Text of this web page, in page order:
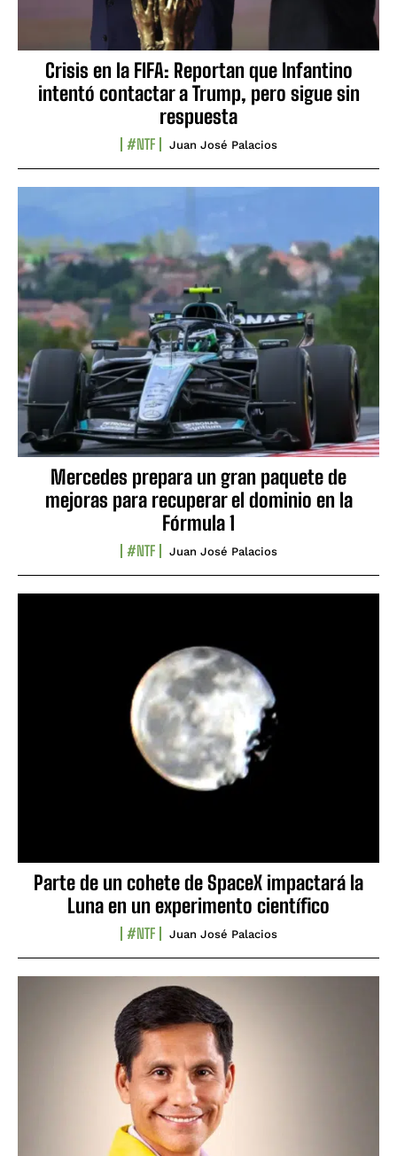
Crisis en la FIFA: Reportan que Infantino
intentó contactar a Trump, pero sigue sin
respuesta
#NTF Juan José Palacios
Mercedes prepara un gran paquete de
mejoras para recuperar el dominio en la
Fórmula 1
#NTF Juan José Palacios
Parte de un cohete de SpaceX impactará la
Luna en un experimento científico
#NTF Juan José Palacios